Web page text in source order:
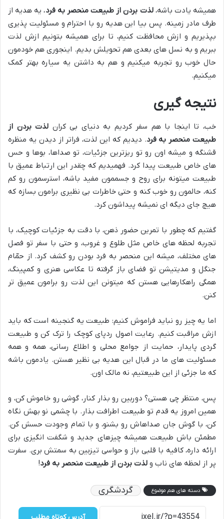
همیشه یادت باشه،لذت بردن از طبیعت منحصر به فرد، یه هدیه از
طرف مادر زمینه. پس بیا این هدیه رو با احترام و مسئولیت پذیری
بپذیریم و ازش محافظت کنیم، تا برای همیشه بتونیم ازش لذت
ببریم و به نسل های بعدی هم تحویلش بدیم. اینجوری هم خودمون
حال خوب رو تجربه میکنیم و هم به داشتن یه سیاره بهتر کمک
میکنیم.
نتیجه گیری
خب، تا اینجا با هم سفر کردیم به دنیای بی کران لذت بردن از
طبیعت منحصر به فرد. دیدیم که این لذت، فراتر از دیدن یه منظره
قشنگه و میشه اون رو تو ریزترین جزئیات، تو صداها، بوها و حس
های خاص طبیعت پیدا کرد. فهمیدیم که چقدر این ارتباط عمیق با
طبیعت میتونه برای روح و جسممون مفید باشه، استرسمون رو کم
کنه، حالمون رو خوب کنه و حتی خاطرات بی نظیری برامون بسازه که
هیچ جای دیگه ای نمیشه پیداشون کرد.
گفتیم که چطور با تمرین حضور ذهن، با دقت به جزئیات کوچیک، با
تجربه لحظه های خاص مثل طلوع و غروب، و حتی با سفر تو فصل
های مختلف، میشه این منحصر به فرد بودن رو کشف کرد. از حمّام
جنگل و مدیتیشن تو فضای باز گرفته تا عکاسی هنری و کمپینگ،
همگی راهکارهایی هستن که میتونن این لذت رو برامون عمیق تر
کنن.
اما یه چیز رو نباید فراموش کنیم: طبیعت یه گنجینه است که باید
ازش مراقبت کنیم. رعایت اصول ردپای کوچک را ترک کن و طبیعت
گردی پایدار، حمایت از جوامع محلی و اطلاع رسانی، همه و همه
مسئولیت های ما در قبال این هدیه بی نظیر هستن. یادمون باشه
که ما جزئی از این طبیعتیم، نه مالک اون.
پس، منتظر چی هستی؟ دوربین رو بذار کنار، گوشی رو خاموش کن، و
همین امروز یه قدم تو طبیعت اطرافت بذار. با چشمی نو بهش نگاه
کن، با گوش جان صداهاش رو بشنو، و با تمام وجودت حسش کن.
مطمئن باش طبیعت همیشه چیزهای جدید و شگفت انگیزی برای
ارائه داره، کافیه با قلبی باز و حواسی تیزبین به سمتش بری. سفرت
پر از لحظه های ناب و لذت بردن از طبیعت منحصر به فرد!
دسته های هم موضوع گردشگری